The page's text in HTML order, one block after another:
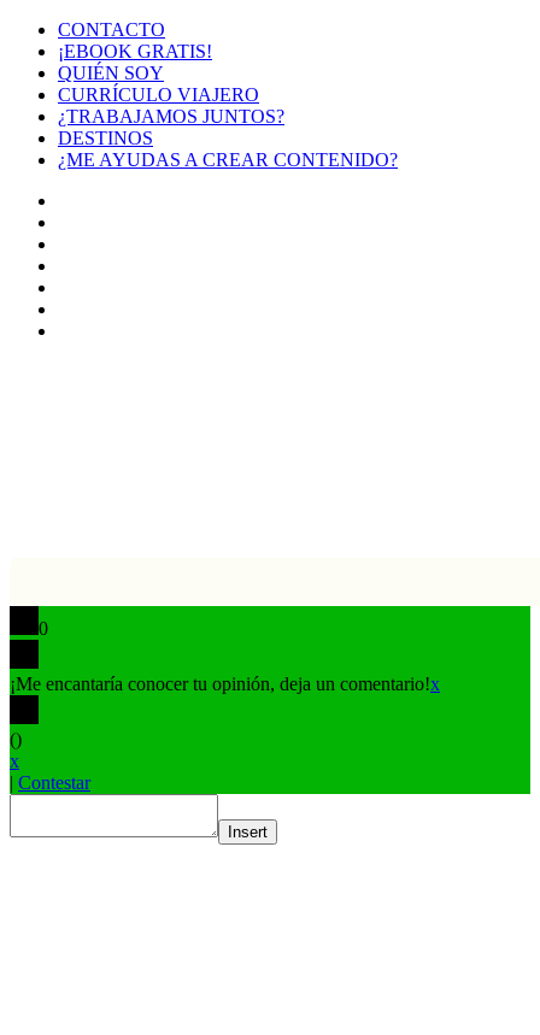
CONTACTO
¡EBOOK GRATIS!
QUIÉN SOY
CURRÍCULO VIAJERO
¿TRABAJAMOS JUNTOS?
DESTINOS
¿ME AYUDAS A CREAR CONTENIDO?
0
¡Me encantaría conocer tu opinión, deja un comentario!x
()
x
| Contestar
Insert